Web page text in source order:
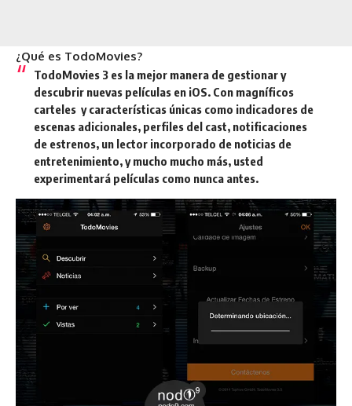
¿Qué es TodoMovies?
TodoMovies 3 es la mejor manera de gestionar y
descubrir nuevas películas en iOS. Con magníficos
carteles y características únicas como indicadores de
escenas adicionales, perfiles del cast, notificaciones
de estrenos, un lector incorporado de noticias de
entretenimiento, y mucho mucho más, usted
experimentará películas como nunca antes.